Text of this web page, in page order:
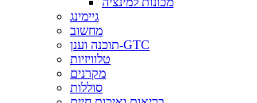
גיימינג
מחשוב
תוכנה וענן-GTC
טלוויזיות
מקרנים
סוללות